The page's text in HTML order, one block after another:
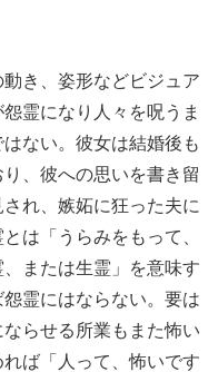
動き、姿形などビジュア
霊になり人々を呪うま
ない。彼女は結婚後も
、彼への思いを書き留
れ、嫉妬に狂った夫に
は「うらみをもって、
または生霊」を意味す
霊にはならない。要は
ならせる所業もまた怖い
ば「人って、怖いです